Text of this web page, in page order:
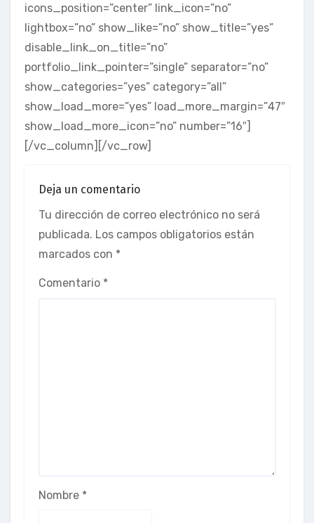
icons_position=”center” link_icon=”no”
lightbox=”no” show_like=”no” show_title=”yes”
disable_link_on_title=”no”
portfolio_link_pointer=”single” separator=”no”
show_categories=”yes” category=”all”
show_load_more=”yes” load_more_margin=”47″
show_load_more_icon=”no” number=”16″]
[/vc_column][/vc_row]
Deja un comentario
Tu dirección de correo electrónico no será
publicada. Los campos obligatorios están
marcados con *
Comentario *
Nombre *